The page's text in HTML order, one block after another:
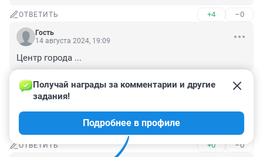
ОТВЕТИТЬ +4 –0
Гость
14 августа 2024, 19:09
Центр города ...
ОТВЕТИТЬ –0
Гость
ОТВЕТИТЬ +0 –0
Получай награды за комментарии и другие
задания!
Подробнее в профиле